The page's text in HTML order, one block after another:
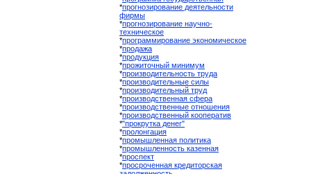
*прогнозирование деятельности
фирмы
*прогнозирование научно-
техническое
*программирование экономическое
*продажа
*продукция
*прожиточный минимум
*производительность труда
*производительные силы
*производительный труд
*производственная сфера
*производственные отношения
*производственный кооператив
*"прокрутка денег"
*пролонгация
*промышленная политика
*промышленность казенная
*проспект
*просроченная кредиторская